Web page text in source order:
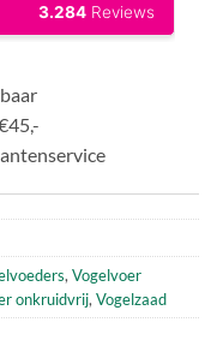
,Vogelvoer
onkruidvrij,Vogelzaad